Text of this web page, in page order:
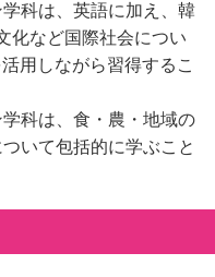
科は、英語に加え、韓
化など国際社会につい
用しながら習得するこ
科は、食・農・地域の
いて包括的に学ぶこと